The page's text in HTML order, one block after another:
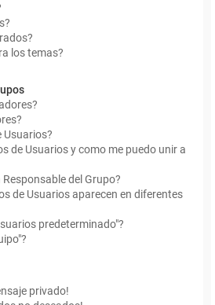
los temas?
Usuarios?
de Usuarios y como me puedo unir a
del Grupo?
de Usuarios aparecen en diferentes
predeterminado"?
privado!